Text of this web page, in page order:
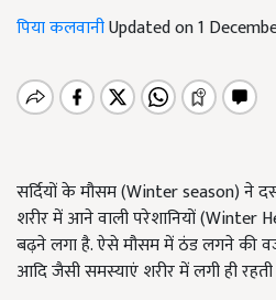
पिया कलवानीUpdated on 1
सर्दियों के मौसम (Winter season) ने
शरीर में आने वाली परेशानियों (Winter
बढ़ने लगा है. ऐसे मौसम में ठंड लगने की
आदि जैसी समस्याएं शरीर में लगी ही